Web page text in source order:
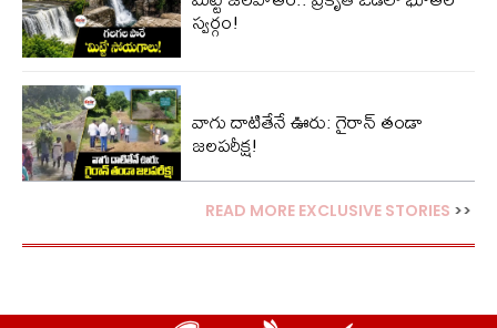
స్వర్గం!
వాగు దాటితేనే ఊరు: గైరాన్ తండా
జలపరీక్ష!
READ MORE EXCLUSIVE STORIES >>